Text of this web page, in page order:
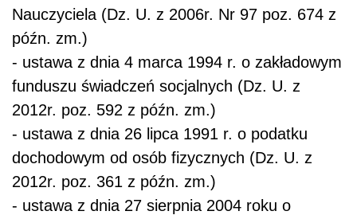
Nauczyciela (Dz. U. z 2006r. Nr 97 poz. 674 z
późn. zm.)
- ustawa z dnia 4 marca 1994 r. o zakładowym
funduszu świadczeń socjalnych (Dz. U. z
2012r. poz. 592 z późn. zm.)
- ustawa z dnia 26 lipca 1991 r. o podatku
dochodowym od osób fizycznych (Dz. U. z
2012r. poz. 361 z późn. zm.)
- ustawa z dnia 27 sierpnia 2004 roku o